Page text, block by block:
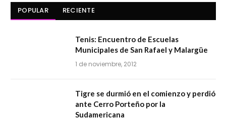
POPULAR RECIENTE
Tenis: Encuentro de Escuelas
Municipales de San Rafael y Malargüe
1 de noviembre, 2012
Tigre se durmió en el comienzo y perdió
ante Cerro Porteño por la
Sudamericana